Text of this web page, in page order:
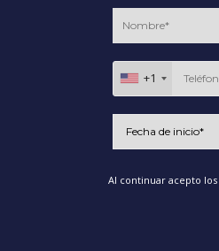
+1
Al continuar acepto los